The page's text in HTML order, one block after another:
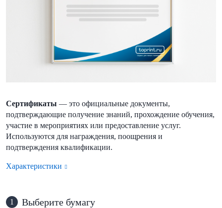
Сертификаты — это официальные документы,
подтверждающие получение знаний, прохождение обучения,
участие в мероприятиях или предоставление услуг.
Используются для награждения, поощрения и
подтверждения квалификации.
Характеристики
1 Выберите бумагу